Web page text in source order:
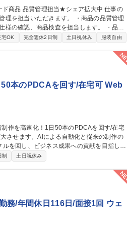
だきます。 ・商品の品質管理
様の確認、商品検査を担当します。 ・品質
宅OK 完全週休2日制 土日祝休み 服装自由
本のPDCAを回す/在宅可 Web
を回し、ビジネス成果への貢献を目指しま
プ・音声・字幕の生成や制作管理 ※1日50本
制 土日祝休み
務/年間休日116日/面接1回 ウェ